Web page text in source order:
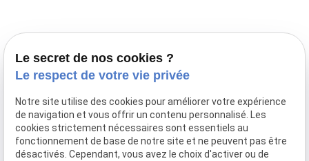
03 28 68 82 00
06 80 84 45 90
Adresse
Le secret de nos cookies ?
Le respect de votre vie privée
Notre site utilise des cookies pour améliorer votre expérience
de navigation et vous offrir un contenu personnalisé. Les
cookies strictement nécessaires sont essentiels au
fonctionnement de base de notre site et ne peuvent pas être
désactivés. Cependant, vous avez le choix d'activer ou de